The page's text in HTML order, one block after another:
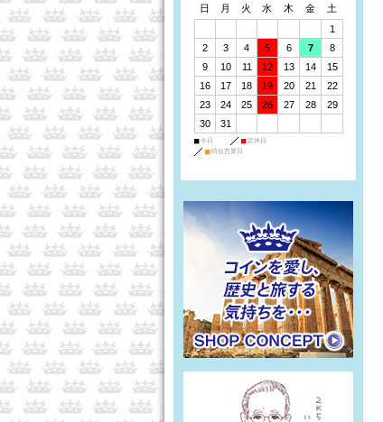
日 月 火 水 木 金
土
1
2
3 4 5 6 7
8
9
10 11 12 13 14
15
16
17 18 19 20 21
22
23
24 25 26 27 28
29
30
31
■ 今日 ■ 定休日
■ 時短営業日